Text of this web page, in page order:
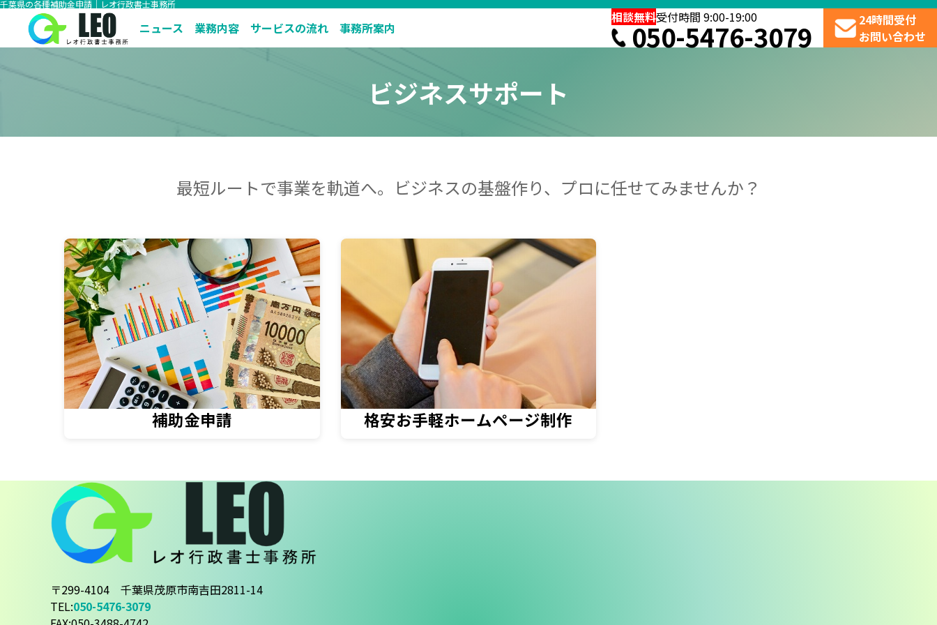
千葉県の各種補助金申請｜レオ行政書士事務所
ニュース 業務内容 サービスの流れ 事務所案内
相談無料受付時間 9:00-19:00
050-5476-3079
24時間受付
お問い合わせ
ビジネスサポート
最短ルートで事業を軌道へ。ビジネスの基盤作り、プロに任せてみませんか？
補助金申請 格安お手軽ホームページ制作
〒299-4104 千葉県茂原市南吉田2811-14
TEL:050-5476-3079